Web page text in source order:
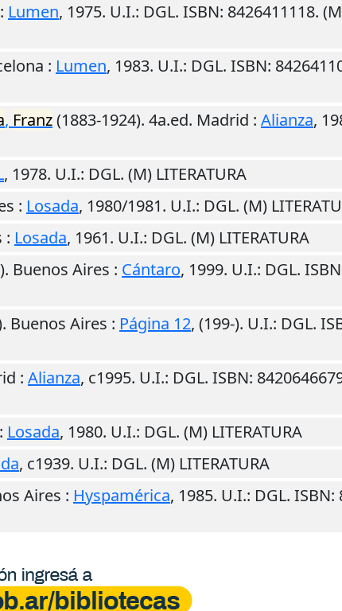
: Lumen, 1975. U.I.: DGL. ISBN: 8426411118.
: Lumen, 1983. U.I.: DGL. ISBN:
, Franz(1883-1924). 4a.ed. Madrid : Alianza,
, 1978. U.I.: DGL. (M) LITERATURA
: Losada, 1980/1981. U.I.: DGL. (M)
: Losada, 1961. U.I.: DGL. (M) LITERATURA
Buenos Aires : Cántaro, 1999. U.I.: DGL.
Buenos Aires : Página 12, (199-). U.I.: DGL.
: Alianza, c1995. U.I.: DGL. ISBN:
: Losada, 1980. U.I.: DGL. (M) LITERATURA
, c1939. U.I.: DGL. (M) LITERATURA
Aires : Hyspamérica, 1985. U.I.: DGL. ISBN: